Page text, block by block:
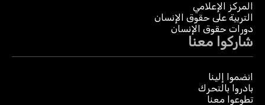
المركز الإعلامي
التربية على حقوق الإنسان
دورات حقوق الإنسان
شاركوا معنا
انضموا إلينا
بادروا بالتحرك
تطوعوا معنا